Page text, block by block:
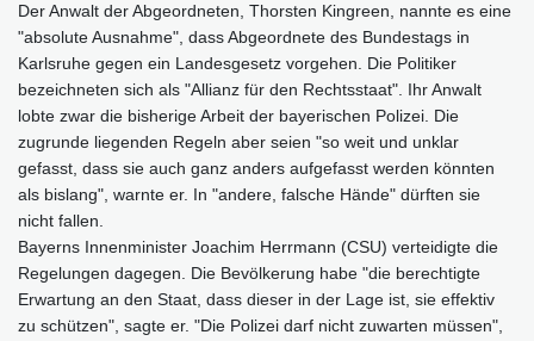
Der Anwalt der Abgeordneten, Thorsten Kingreen, nannte es eine
"absolute Ausnahme", dass Abgeordnete des Bundestags in
Karlsruhe gegen ein Landesgesetz vorgehen. Die Politiker
bezeichneten sich als "Allianz für den Rechtsstaat". Ihr Anwalt
lobte zwar die bisherige Arbeit der bayerischen Polizei. Die
zugrunde liegenden Regeln aber seien "so weit und unklar
gefasst, dass sie auch ganz anders aufgefasst werden könnten
als bislang", warnte er. In "andere, falsche Hände" dürften sie
nicht fallen.
Bayerns Innenminister Joachim Herrmann (CSU) verteidigte die
Regelungen dagegen. Die Bevölkerung habe "die berechtigte
Erwartung an den Staat, dass dieser in der Lage ist, sie effektiv
zu schützen", sagte er. "Die Polizei darf nicht zuwarten müssen",